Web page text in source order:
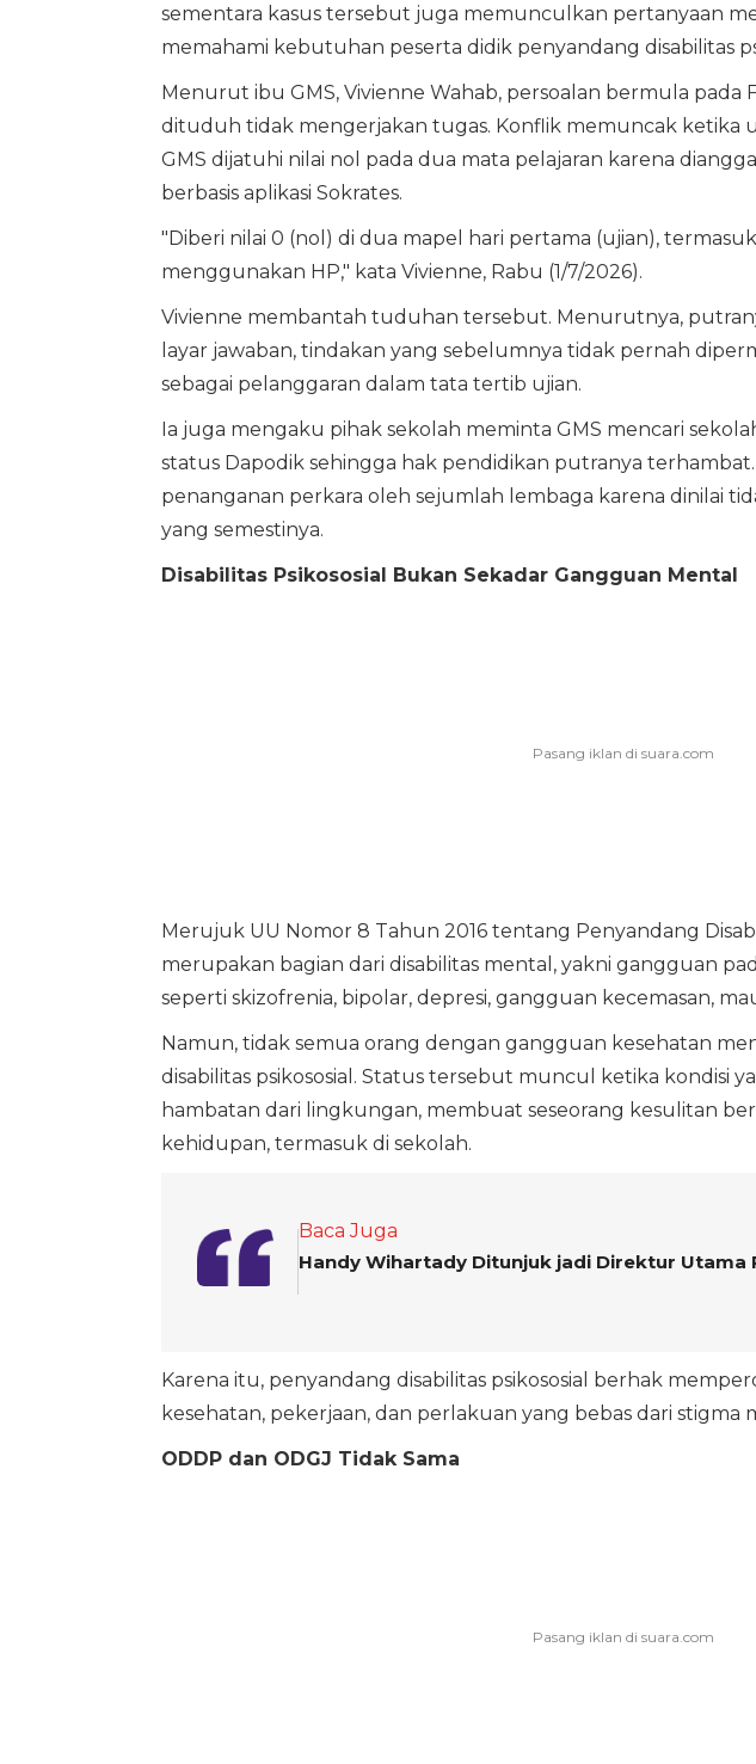
sementara kasus tersebut juga memunculkan pertanyaan
memahami kebutuhan peserta didik penyandang disabilitas
Menurut ibu GMS, Vivienne Wahab, persoalan bermula pada
dituduh tidak mengerjakan tugas. Konflik memuncak ketika
GMS dijatuhi nilai nol pada dua mata pelajaran karena
berbasis aplikasi Sokrates.
"Diberi nilai 0 (nol) di dua mapel hari pertama (ujian),
menggunakan HP," kata Vivienne, Rabu (1/7/2026).
Vivienne membantah tuduhan tersebut. Menurutnya,
layar jawaban, tindakan yang sebelumnya tidak pernah
sebagai pelanggaran dalam tata tertib ujian.
Ia juga mengaku pihak sekolah meminta GMS mencari
status Dapodik sehingga hak pendidikan putranya
penanganan perkara oleh sejumlah lembaga karena dinilai
yang semestinya.
Disabilitas Psikososial Bukan Sekadar Gangguan Mental
Merujuk UU Nomor 8 Tahun 2016 tentang Penyandang
merupakan bagian dari disabilitas mental, yakni gangguan
seperti skizofrenia, bipolar, depresi, gangguan kecemasan,
Namun, tidak semua orang dengan gangguan kesehatan
disabilitas psikososial. Status tersebut muncul ketika kondisi
hambatan dari lingkungan, membuat seseorang kesulitan
kehidupan, termasuk di sekolah.
Baca Juga
Handy Wihartady Ditunjuk jadi Direktur Utama
Karena itu, penyandang disabilitas psikososial berhak
kesehatan, pekerjaan, dan perlakuan yang bebas dari stigma
ODDP dan ODGJ Tidak Sama